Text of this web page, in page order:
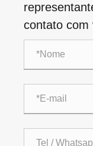
contato com